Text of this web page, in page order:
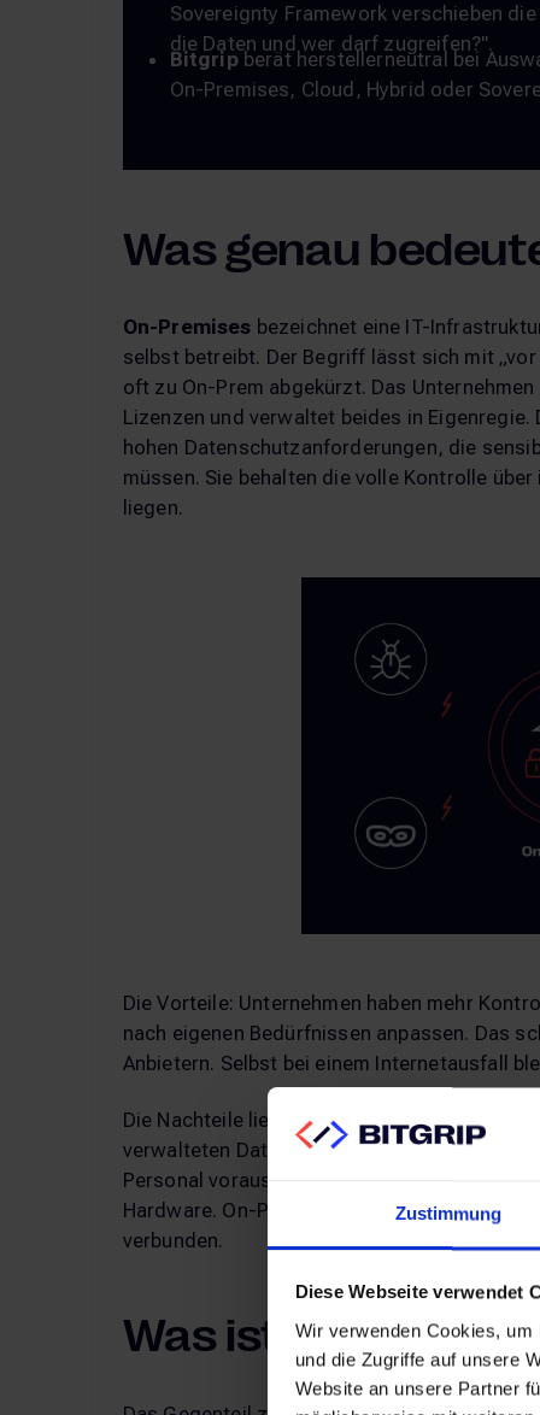
Zustimmung
Diese Webseite verwendet
Wir verwenden Cookies,
und die Zugriffe auf unsere
Website an unsere Partner
Sovereignty Framework verschieben
die Daten und wer darf zugreifen?".
Bitgripberät herstellerneutral bei
On-Premises, Cloud, Hybrid oder
Was genau
On-Premises bezeichnet eine IT-
selbst betreibt. Der Begriff lässt sich mit
oft zu On-Prem abgekürzt. Das
Lizenzen und verwaltet beides in
hohen Datenschutzanforderungen, die
müssen. Sie behalten die volle Kontrolle
liegen.
Die Vorteile: Unternehmen haben mehr
nach eigenen Bedürfnissen anpassen. Das
Anbietern. Selbst bei einem Internetausfall
Die Nachteile liegen vor allem in der
verwalteten Daten liegen komplett beim
Personal voraussetzt. Dazu kommen Kosten
Hardware. On-Premises-CMS sind daher
verbunden.
Was ist die Cloud?